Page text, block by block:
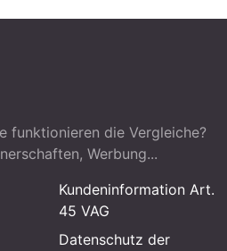
funktionieren die Vergleiche?
Werbung...
Kundeninformation Art.
45 VAG
Datenschutz der